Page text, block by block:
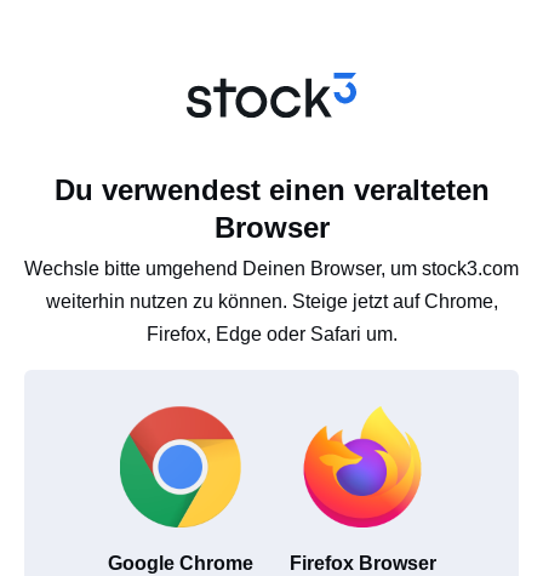
Du verwendest einen veralteten
Browser
Wechsle bitte umgehend Deinen Browser, um stock3.com
weiterhin nutzen zu können. Steige jetzt auf Chrome,
Firefox, Edge oder Safari um.
Google Chrome Firefox Browser